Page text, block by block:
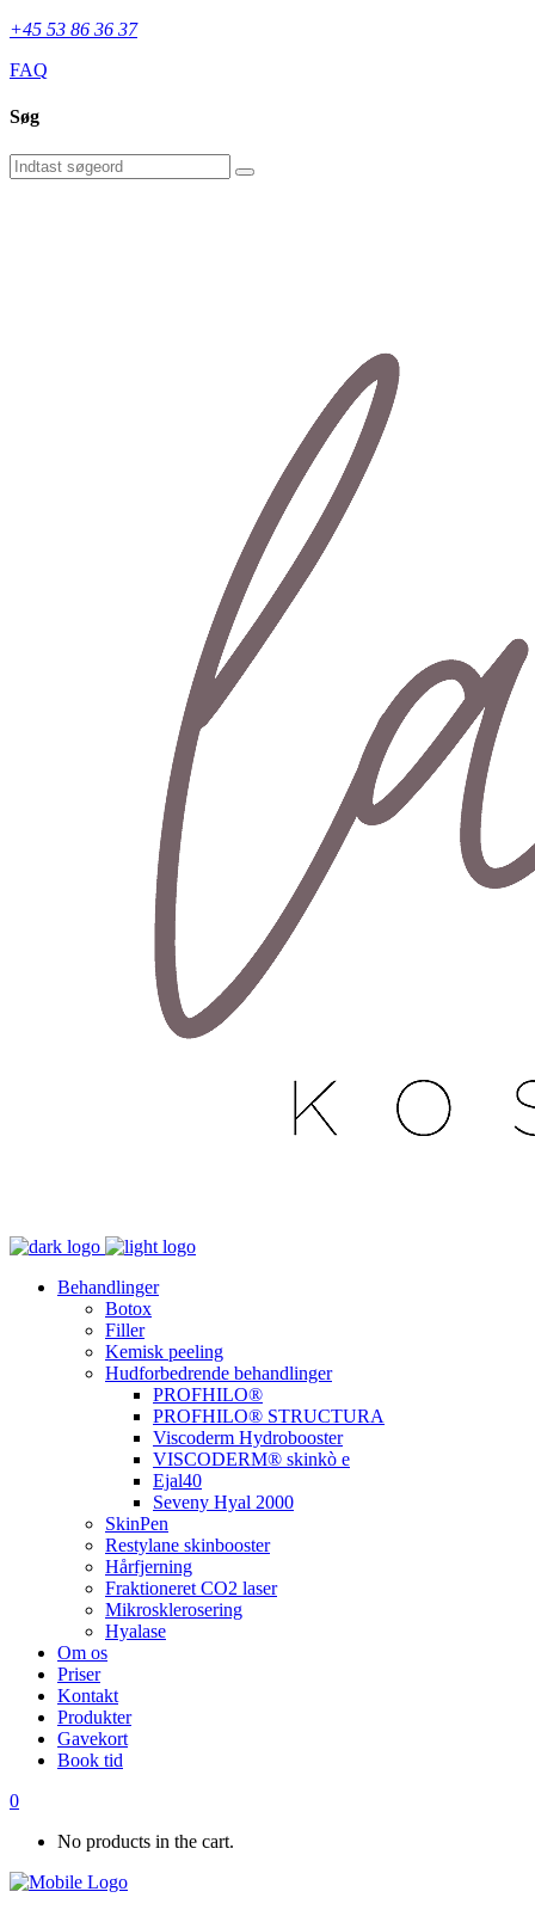
+45 53 86 36 37
FAQ
Søg
Behandlinger
Botox
Filler
Kemisk peeling
Hudforbedrende behandlinger
PROFHILO®
PROFHILO® STRUCTURA
Viscoderm Hydrobooster
VISCODERM® skinkò e
Ejal40
Seveny Hyal 2000
SkinPen
Restylane skinbooster
Hårfjerning
Fraktioneret CO2 laser
Mikrosklerosering
Hyalase
Om os
Priser
Kontakt
Produkter
Gavekort
Book tid
0
No products in the cart.